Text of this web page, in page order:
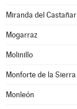
Miranda del Castañar
Mogarraz
Molinillo
Monforte de la Sierra
Monleón